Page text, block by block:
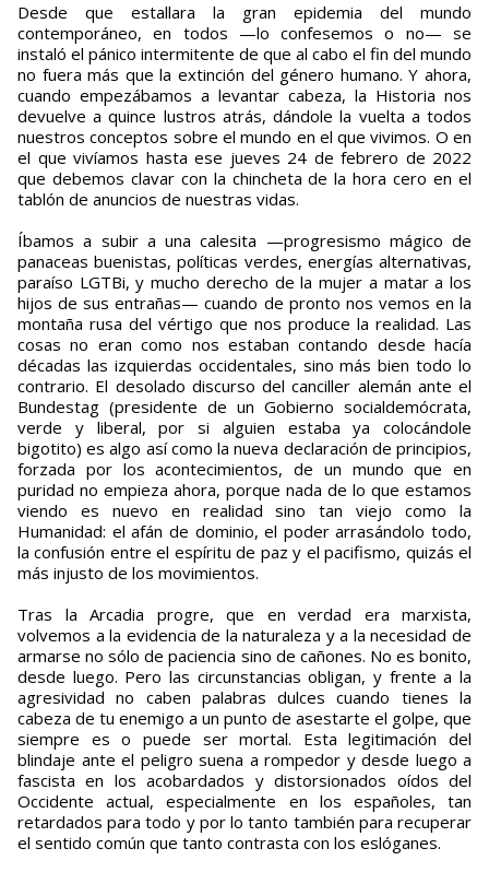
Desde que estallara la gran epidemia del mundo
contemporáneo, en todos —lo confesemos o no— se
instaló el pánico intermitente de que al cabo el fin del mundo
no fuera más que la extinción del género humano. Y ahora,
cuando empezábamos a levantar cabeza, la Historia nos
devuelve a quince lustros atrás, dándole la vuelta a todos
nuestros conceptos sobre el mundo en el que vivimos. O en
el que vivíamos hasta ese jueves 24 de febrero de 2022
que debemos clavar con la chincheta de la hora cero en el
tablón de anuncios de nuestras vidas.
Íbamos a subir a una calesita —progresismo mágico de
panaceas buenistas, políticas verdes, energías alternativas,
paraíso LGTBi, y mucho derecho de la mujer a matar a los
hijos de sus entrañas— cuando de pronto nos vemos en la
montaña rusa del vértigo que nos produce la realidad. Las
cosas no eran como nos estaban contando desde hacía
décadas las izquierdas occidentales, sino más bien todo lo
contrario. El desolado discurso del canciller alemán ante el
Bundestag (presidente de un Gobierno socialdemócrata,
verde y liberal, por si alguien estaba ya colocándole
bigotito) es algo así como la nueva declaración de principios,
forzada por los acontecimientos, de un mundo que en
puridad no empieza ahora, porque nada de lo que estamos
viendo es nuevo en realidad sino tan viejo como la
Humanidad: el afán de dominio, el poder arrasándolo todo,
la confusión entre el espíritu de paz y el pacifismo, quizás el
más injusto de los movimientos.
Tras la Arcadia progre, que en verdad era marxista,
volvemos a la evidencia de la naturaleza y a la necesidad de
armarse no sólo de paciencia sino de cañones. No es bonito,
desde luego. Pero las circunstancias obligan, y frente a la
agresividad no caben palabras dulces cuando tienes la
cabeza de tu enemigo a un punto de asestarte el golpe, que
siempre es o puede ser mortal. Esta legitimación del
blindaje ante el peligro suena a rompedor y desde luego a
fascista en los acobardados y distorsionados oídos del
Occidente actual, especialmente en los españoles, tan
retardados para todo y por lo tanto también para recuperar
el sentido común que tanto contrasta con los eslóganes.